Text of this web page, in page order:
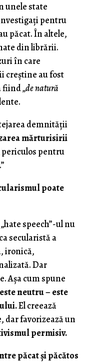
unele state
pentru
păcat. În altele,
din librării.
în care
creștine au fost
fiind„de natură
demnității
mărturisirii
pentru
poate
speech”-ul nu
secularistă a
ironică,
Dar
Așa cum spune
neutru – este
El creează
favorizează un
permisiv.
păcat și păcătos